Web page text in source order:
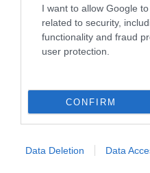
I want to allow Google
related to security,
functionality and fraud
user protection.
CONFIRM
Data Deletion Data